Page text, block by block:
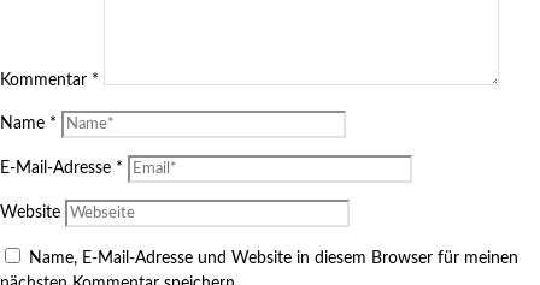
Kommentar *
Name *
E-Mail-Adresse *
Website
Name, E-Mail-Adresse und Website in diesem Browser für meinen